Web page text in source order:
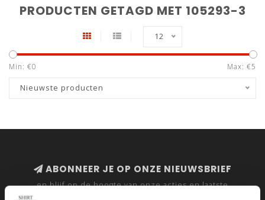
PRODUCTEN GETAGD MET 105293-3
12
Min: €0 Max: €5
Nieuwste producten
ABONNEER JE OP ONZE NIEUWSBRIEF
en blijf op de hoogte van onze acties en laatste